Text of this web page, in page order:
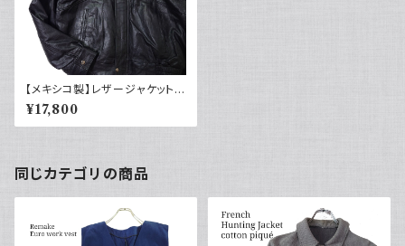
【メキシコ製】レザージャケット
ブラック 黒 短丈 ショート丈 ブ
ルゾン ヴィンテージ leather ja
cket vintage 本革 古着 スタン
¥17,800
同じカテゴリの商品